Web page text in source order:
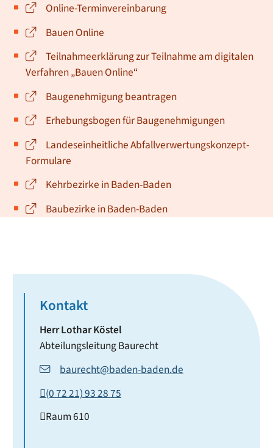
Online-Terminvereinbarung
Bauen Online
Teilnahmeerklärung zur Teilnahme am digitalen
Verfahren „Bauen Online“
Baugenehmigung beantragen
Erhebungsbogen für Baugenehmigungen
Landeseinheitliche Abfallverwertungskonzept-
Formulare
Kehrbezirke in Baden-Baden
Baubezirke in Baden-Baden
Kontakt
HerrLotharKöstel
Abteilungsleitung Baurecht
baurecht@baden-baden.de
(07221) 932875
Raum610